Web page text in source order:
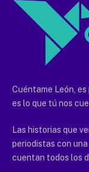
Cuéntame León,
es lo que tú nos
Las historias que
periodistas con
cuentan todos los